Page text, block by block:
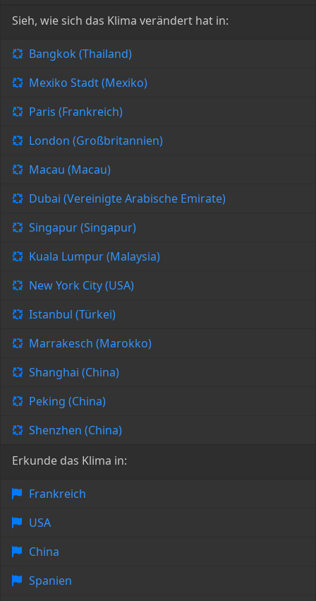
Sieh, wie sich das Klima verändert hat in:
Bangkok (Thailand)
Mexiko Stadt (Mexiko)
Paris (Frankreich)
London (Großbritannien)
Macau (Macau)
Dubai (Vereinigte Arabische Emirate)
Singapur (Singapur)
Kuala Lumpur (Malaysia)
New York City (USA)
Istanbul (Türkei)
Marrakesch (Marokko)
Shanghai (China)
Peking (China)
Shenzhen (China)
Erkunde das Klima in:
Frankreich
USA
China
Spanien